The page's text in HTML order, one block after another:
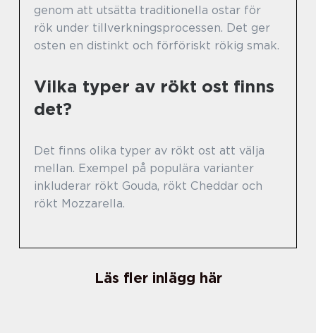
genom att utsätta traditionella ostar för
rök under tillverkningsprocessen. Det ger
osten en distinkt och förföriskt rökig smak.
Vilka typer av rökt ost finns
det?
Det finns olika typer av rökt ost att välja
mellan. Exempel på populära varianter
inkluderar rökt Gouda, rökt Cheddar och
rökt Mozzarella.
Läs fler inlägg här